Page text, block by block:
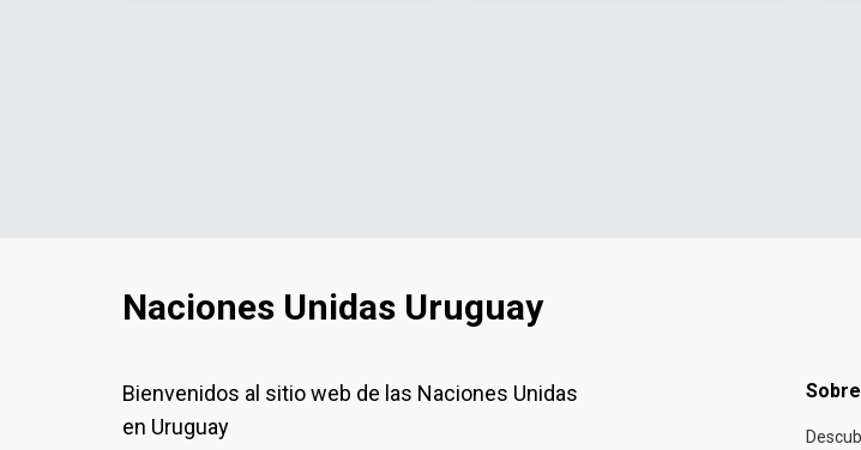
Naciones Unidas Uruguay
Bienvenidos al sitio web de las Naciones Unidas
en Uruguay